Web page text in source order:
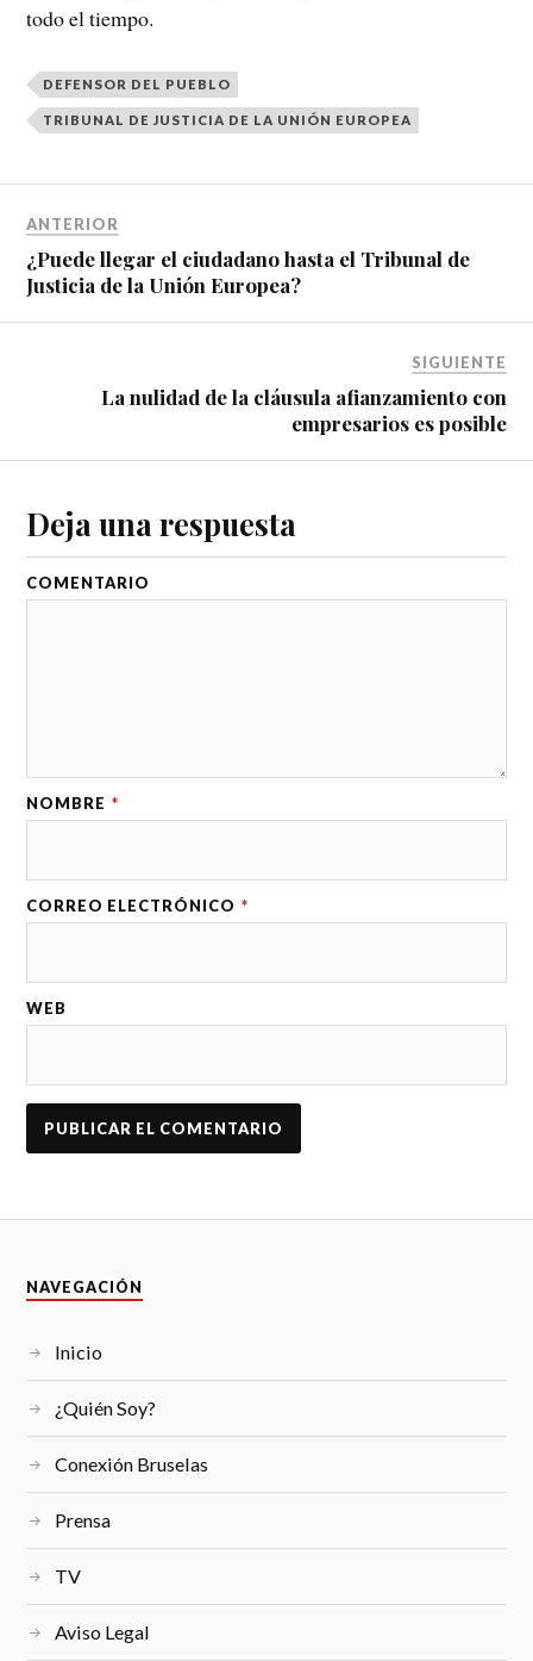
todo el tiempo.
DEFENSOR DEL PUEBLO
TRIBUNAL DE JUSTICIA DE LA UNIÓN EUROPEA
ANTERIOR
¿Puede llegar el ciudadano hasta el Tribunal de
Justicia de la Unión Europea?
SIGUIENTE
La nulidad de la cláusula afianzamiento con
empresarios es posible
Deja una respuesta
COMENTARIO
NOMBRE *
CORREO ELECTRÓNICO *
WEB
NAVEGACIÓN
Inicio
¿Quién Soy?
Conexión Bruselas
Prensa
TV
Aviso Legal